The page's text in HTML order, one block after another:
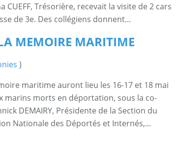
CUEFF, Trésorière, recevait la visite de 2 cars
de 3e. Des collégiens donnent...
MEMOIRE MARITIME
)
maritime auront lieu les 16-17 et 18 mai
marins morts en déportation, sous la co-
DEMAIRY, Présidente de la Section du
Nationale des Déportés et Internés,...